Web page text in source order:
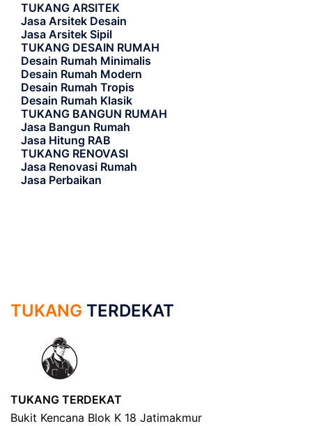
TUKANG ARSITEK
Jasa Arsitek Desain
Jasa Arsitek Sipil
TUKANG DESAIN RUMAH
Desain Rumah Minimalis
Desain Rumah Modern
Desain Rumah Tropis
Desain Rumah Klasik
TUKANG BANGUN RUMAH
Jasa Bangun Rumah
Jasa Hitung RAB
TUKANG RENOVASI
Jasa Renovasi Rumah
Jasa Perbaikan
TUKANG TERDEKAT
TUKANG TERDEKAT
Bukit Kencana Blok K 18 Jatimakmur